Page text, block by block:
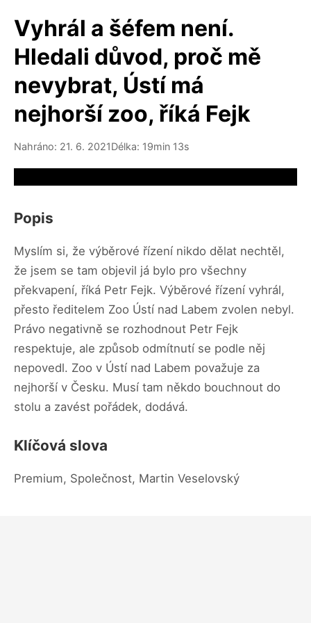
Vyhrál a šéfem není.
Hledali důvod, proč mě
nevybrat, Ústí má
nejhorší zoo, říká Fejk
Nahráno: 21. 6. 2021Délka: 19min 13s
Popis
Myslím si, že výběrové řízení nikdo dělat nechtěl,
že jsem se tam objevil já bylo pro všechny
překvapení, říká Petr Fejk. Výběrové řízení vyhrál,
přesto ředitelem Zoo Ústí nad Labem zvolen nebyl.
Právo negativně se rozhodnout Petr Fejk
respektuje, ale způsob odmítnutí se podle něj
nepovedl. Zoo v Ústí nad Labem považuje za
nejhorší v Česku. Musí tam někdo bouchnout do
stolu a zavést pořádek, dodává.
Klíčová slova
Premium, Společnost, Martin Veselovský